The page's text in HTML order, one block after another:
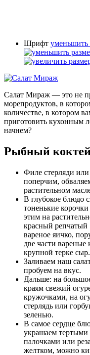
Шрифт уменьшить
Салат Мираж — это не
морепродуктов, в
количестве, в котором
приготовить кухонным
начнем?
Рыбный
Филе стерляди
поперчим,
растительном
В глубокое блюдо
тоненькие
этим на
красный
вареное яичко,
две части вареные
крупной терке сыр.
Заливаем наш
пробуем на вкус.
Дальше: на
краям свежий
кружочками, на
стерлядь или
зеленью.
В самое сердце
украшаем тертыми
палочками или
желтком, можно